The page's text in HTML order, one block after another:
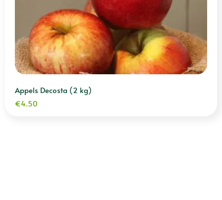
Appels Decosta (2 kg)
€4.50